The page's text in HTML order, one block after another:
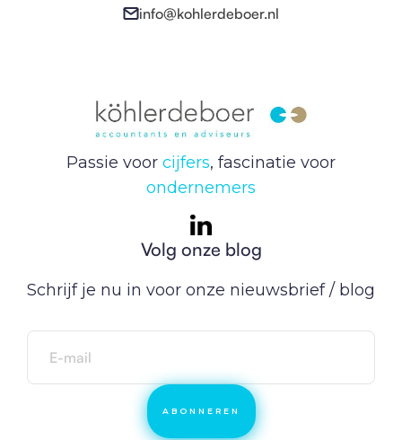
info@kohlerdeboer.nl
Passie voor cijfers, fascinatie voor
ondernemers
Volg onze blog
Schrijf je nu in voor onze nieuwsbrief / blog